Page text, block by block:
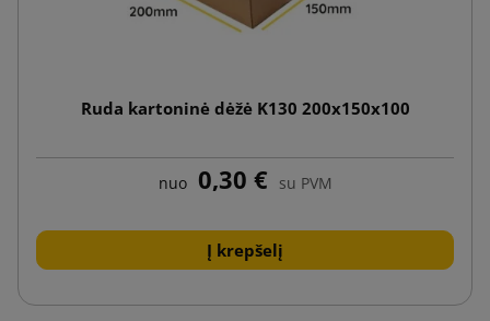
Ruda kartoninė dėžė K130 200x150x100
nuo 0,30 € su PVM
Į krepšelį